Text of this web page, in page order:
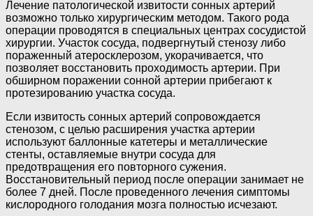
Лечение патологической извитости сонных артерий
возможно только хирургическим методом. Такого рода
операции проводятся в специальных центрах сосудистой
хирургии. Участок сосуда, подвергнутый стенозу либо
пораженный атеросклерозом, укорачивается, что
позволяет восстановить проходимость артерии. При
обширном поражении сонной артерии прибегают к
протезированию участка сосуда.
Если извитость сонных артерий сопровождается
стенозом, с целью расширения участка артерии
используют баллонные катетеры и металлические
стенты, оставляемые внутри сосуда для
предотвращения его повторного сужения.
Восстановительный период после операции занимает не
более 7 дней. После проведенного лечения симптомы
кислородного голодания мозга полностью исчезают.